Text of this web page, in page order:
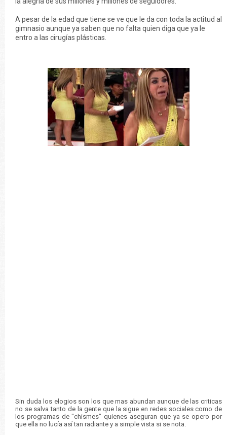
A pesar de la edad que tiene se ve que le da con toda la actitud al
gimnasio aunque ya saben que no falta quien diga que ya le
entro a las cirugías plásticas.
Sin duda los elogios son los que mas abundan aunque de las criticas
no se salva tanto de la gente que la sigue en redes sociales como de
los programas de "chismes" quienes aseguran que ya se opero por
que ella no lucía así tan radiante y a simple vista si se nota.